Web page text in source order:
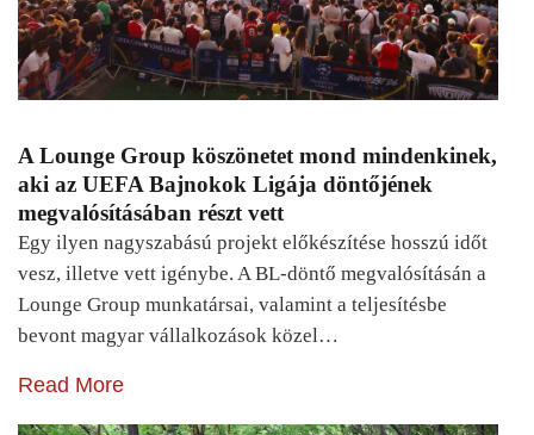
A Lounge Group köszönetet mond mindenkinek,
aki az UEFA Bajnokok Ligája döntőjének
megvalósításában részt vett
Egy ilyen nagyszabású projekt előkészítése hosszú időt
vesz, illetve vett igénybe. A BL-döntő megvalósításán a
Lounge Group munkatársai, valamint a teljesítésbe
bevont magyar vállalkozások közel…
Read More